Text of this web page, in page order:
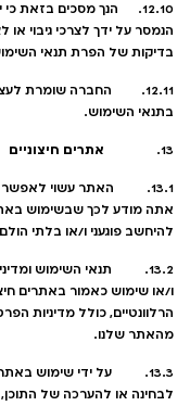
12.10. הנך מסכים בזאת
הנמסר על ידך לצרכי גיבוי
בדיקות של הפרת תנאי
12.11. החברה שומרת
בתנאי השימוש.
13. אתרים חיצוניים
13.1. האתר עשוי לאפשר
אתה מודע לכך שבשימוש
להיחשב פוגעני ו/או בלתי
13.2. תנאי השימוש
ו/או שימוש כאמור באתרים
הרלוונטיים, כולל מדיניות
מהאתר שלנו.
13.3. על ידי שימוש
לבחינה או להערכה של התוכן,